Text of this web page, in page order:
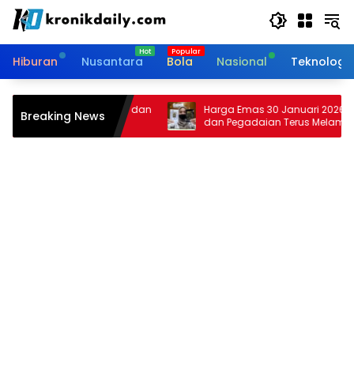
Hiburan Nusantara Bola Nasional Teknologi
Breaking News
2026: Antam dan
Melonjak
Harga Emas 30 Januari 2026: Antam
dan Pegadaian Terus Melambung